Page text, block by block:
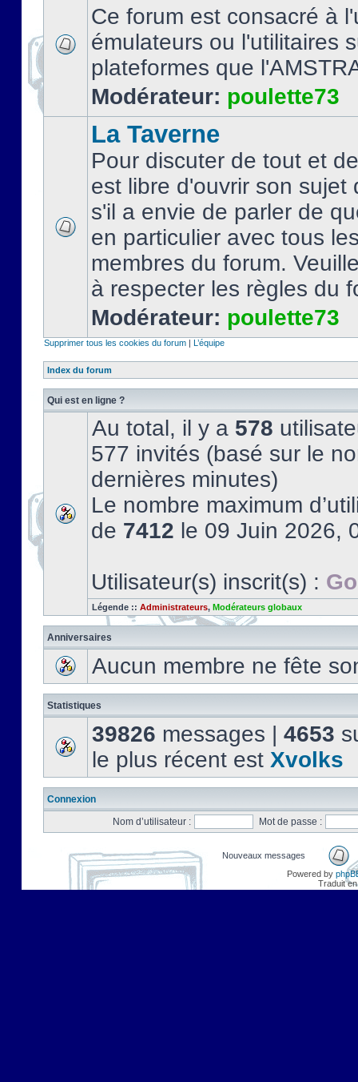
Ce forum est consacré à
émulateurs ou l'utilitaires
plateformes que
Modérateur: poulette73
La Taverne
Pour discuter de tout et
est libre d'ouvrir son sujet
s'il a envie de parler de
en particulier avec tous
membres du forum.
à respecter les règles du
Modérateur: poulette73
Supprimer tous les cookies du forum | L’équipe
Index du forum
Qui est en ligne ?
Au total, il y a 578
577 invités (basé sur le
dernières minutes)
Le nombre maximum
de 7412 le 09 Juin 2026,
Utilisateur(s) inscrit(s) :
Légende :: Administrateurs, Modérateurs globaux
Anniversaires
Aucun membre ne fête
Statistiques
39826 messages | 4653
le plus récent est Xvolks
Connexion
Nom d’utilisateur :
Mot de passe :
Nouveaux messages
Powered by
Traduit